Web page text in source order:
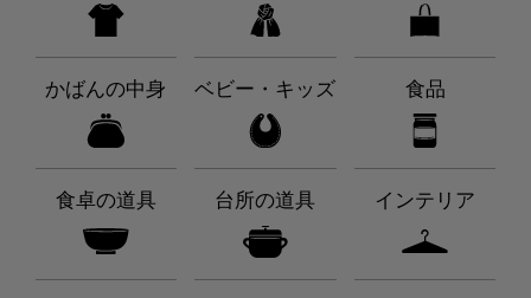
かばんの中身 ベビー・キッズ 食品
食卓の道具 台所の道具 インテリア